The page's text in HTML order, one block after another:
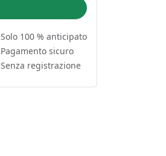
Solo 100 % anticipato
Pagamento sicuro
Senza registrazione